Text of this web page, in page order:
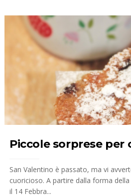
Piccole sorprese per
San Valentino è passato, ma vi
cuoricioso. A partire dalla forma
il 14 Febbra...